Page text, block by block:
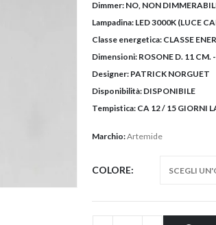
Dimmer: NO, NON
Lampadina: LED 3000K (LUCE
Classe energetica: CLASSE
Dimensioni: ROSONE D. 11 CM.
Designer: PATRICK NORGUET
Disponibilità: DISPONIBILE
Tempistica: CA 12 / 15 GIORNI
Marchio:Artemide
COLORE